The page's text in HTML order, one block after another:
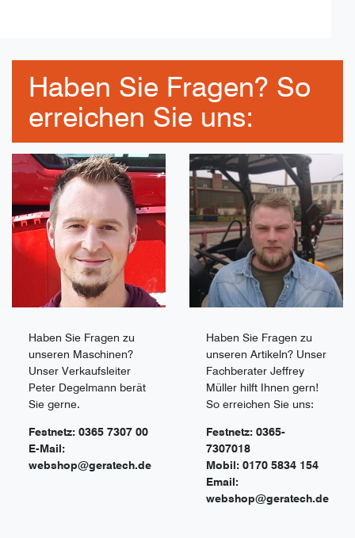
Haben Sie Fragen? So
erreichen Sie uns:
Haben Sie Fragen zu
unseren Maschinen?
Unser Verkaufsleiter
Peter Degelmann berät
Sie gerne.
Festnetz: 0365 7307 00
E-Mail:
webshop@geratech.de
Haben Sie Fragen zu
unseren Artikeln? Unser
Fachberater Jeffrey
Müller hilft Ihnen gern!
So erreichen Sie uns:
Festnetz: 0365-
7307018
Mobil: 0170 5834 154
Email:
webshop@geratech.de